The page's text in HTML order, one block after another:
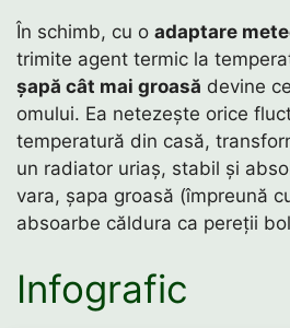
În schimb, cu o adaptare
trimite agent termic la
șapă cât mai groasă devine
omului. Ea netezește orice
temperatură din casă,
un radiator uriaș, stabil și
vara, șapa groasă (împreună
absoarbe căldura ca pereții
Infografic